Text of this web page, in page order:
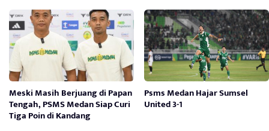
Meski Masih Berjuang di Papan
Tengah, PSMS Medan Siap Curi
Tiga Poin di Kandang
Psms Medan Hajar Sumsel
United 3-1